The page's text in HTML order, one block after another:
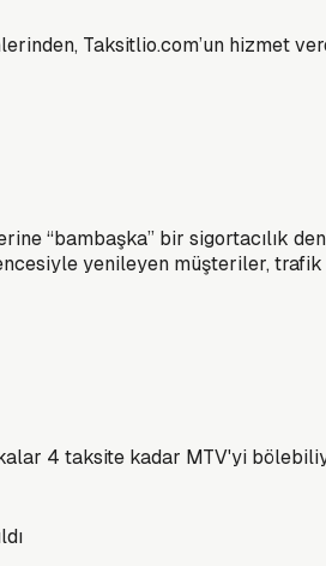
Taksitlio.com’un hizmet
“bambaşka” bir sigortacılık
yenileyen müşteriler,
4 taksite kadar MTV'yi